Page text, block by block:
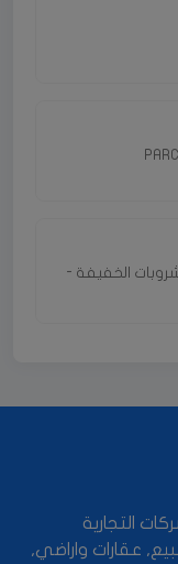
الخفيفة -
التجارية
عقارات واراضي,